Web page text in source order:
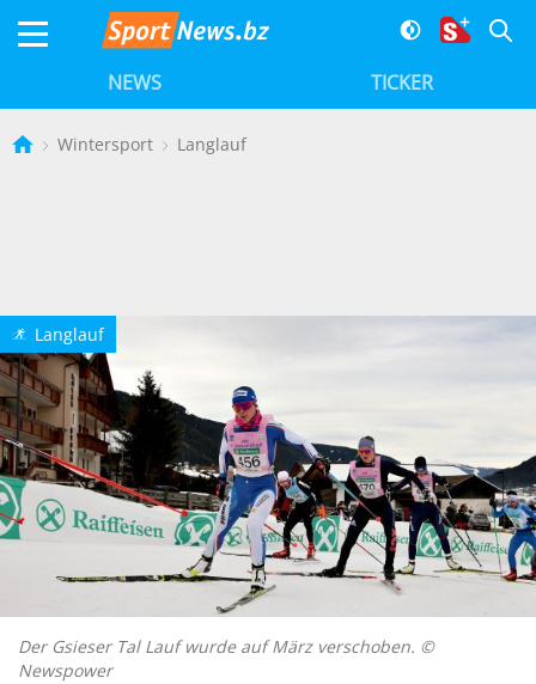
NEWS TICKER
Wintersport Langlauf
o Langlauf
Der Gsieser Tal Lauf wurde auf März verschoben. ©
Newspower